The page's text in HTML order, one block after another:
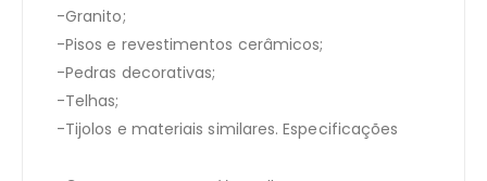
-Granito;
-Pisos e revestimentos cerâmicos;
-Pedras decorativas;
-Telhas;
-Tijolos e materiais similares. Especificações